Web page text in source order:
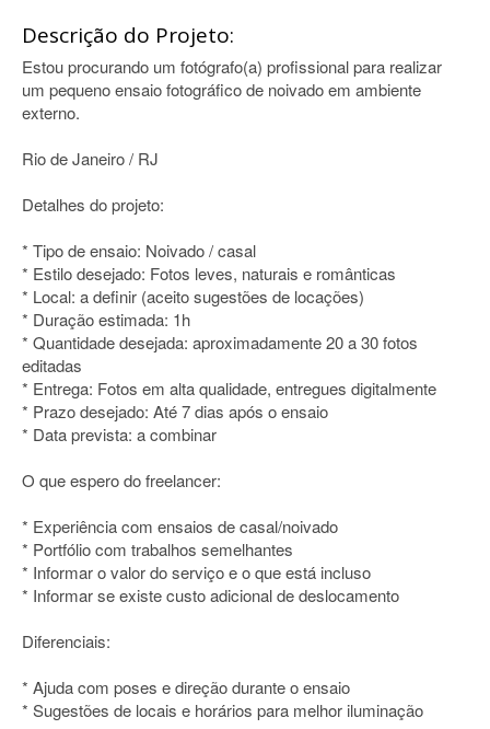
Descrição do Projeto:
Estou procurando um fotógrafo(a) profissional para realizar
um pequeno ensaio fotográfico de noivado em ambiente
externo.
Rio de Janeiro / RJ
Detalhes do projeto:
* Tipo de ensaio: Noivado / casal
* Estilo desejado: Fotos leves, naturais e românticas
* Local: a definir (aceito sugestões de locações)
* Duração estimada: 1h
* Quantidade desejada: aproximadamente 20 a 30 fotos
editadas
* Entrega: Fotos em alta qualidade, entregues digitalmente
* Prazo desejado: Até 7 dias após o ensaio
* Data prevista: a combinar
O que espero do freelancer:
* Experiência com ensaios de casal/noivado
* Portfólio com trabalhos semelhantes
* Informar o valor do serviço e o que está incluso
* Informar se existe custo adicional de deslocamento
Diferenciais:
* Ajuda com poses e direção durante o ensaio
* Sugestões de locais e horários para melhor iluminação